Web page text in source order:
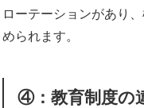
ローテーションがあり
められます。
④：教育制度の